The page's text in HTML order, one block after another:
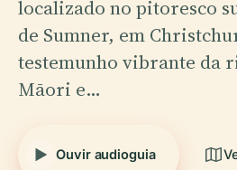
localizado no pitoresco
de Sumner, em
testemunho vibrante da
Māori e…
Ouvir audioguia